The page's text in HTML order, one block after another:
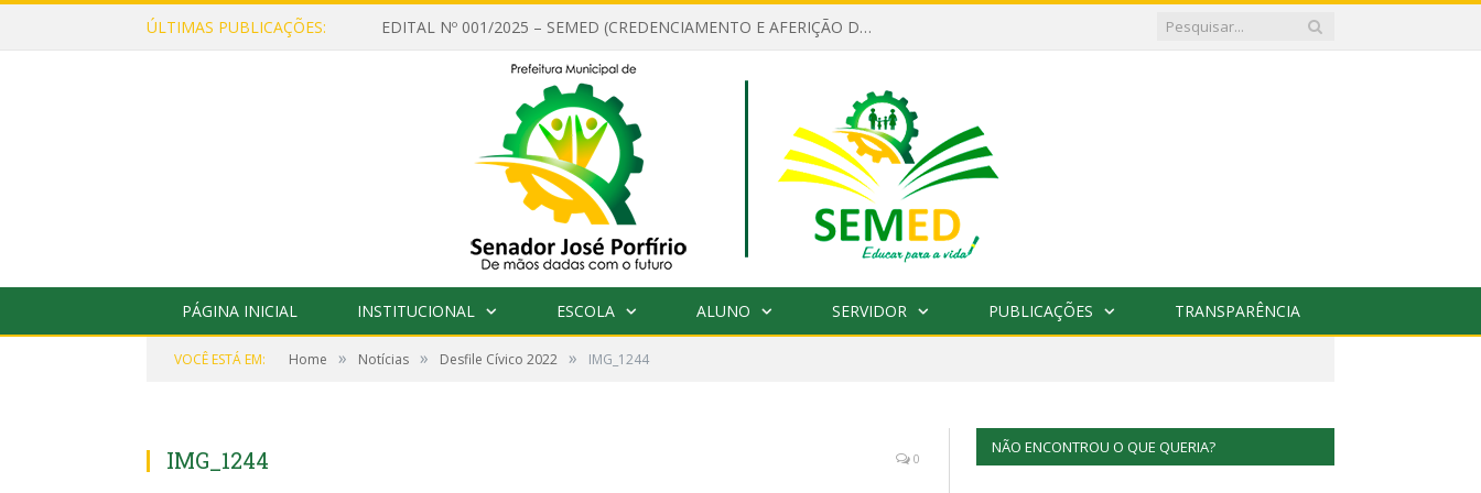
ÚLTIMAS PUBLICAÇÕES: EDITAL Nº 001/2025 – SEMED (CREDENCIAMENTO E AFERIÇÃO DE CRITÉRIOS TÉCNICOS DE MÉRITO E DESEMPENHO PARA PROVIMENTO DO CARGO OU FUNÇÃO DE GESTOR ESCOLAR DAS UNIDADES DE ENSINO DA REDE MUNICIPAL DE SENADOR JO)
PÁGINA INICIAL INSTITUCIONAL ESCOLA ALUNO SERVIDOR PUBLICAÇÕES TRANSPARÊNCIA
VOCÊ ESTÁ EM: Home » Notícias » Desfile Cívico 2022 » IMG_1244
IMG_1244 0
NÃO ENCONTROU O QUE QUERIA?